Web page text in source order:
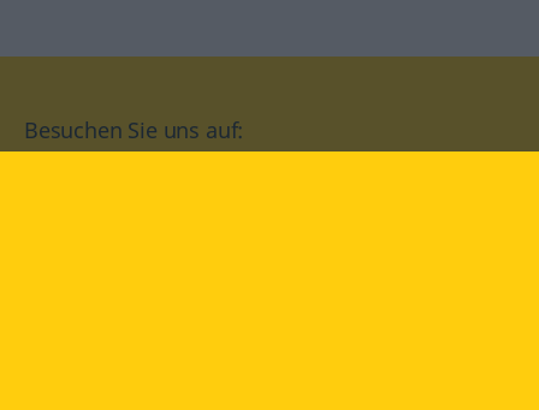
Besuchen Sie uns auf: